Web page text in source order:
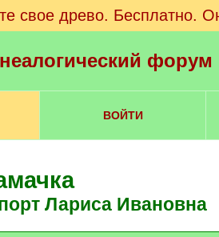
свое древо. Бесплатно.
ВОЙТИ
Лариса Ивановна